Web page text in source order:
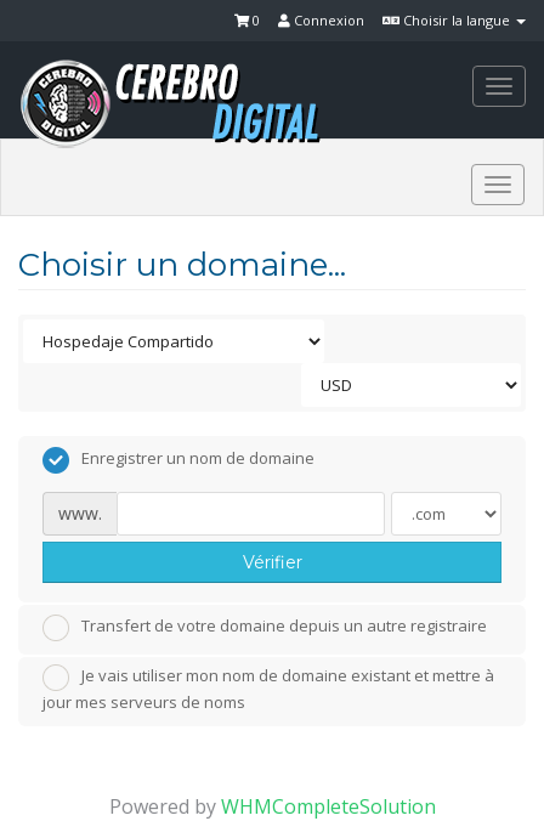
Choisir la langue
Connexion
0
Choisir un domaine...
Enregistrer un nom de domaine
www.
Vérifier
Transfert de votre domaine depuis un autre registraire
Je vais utiliser mon nom de domaine existant et mettre à
jour mes serveurs de noms
Powered byWHMCompleteSolution